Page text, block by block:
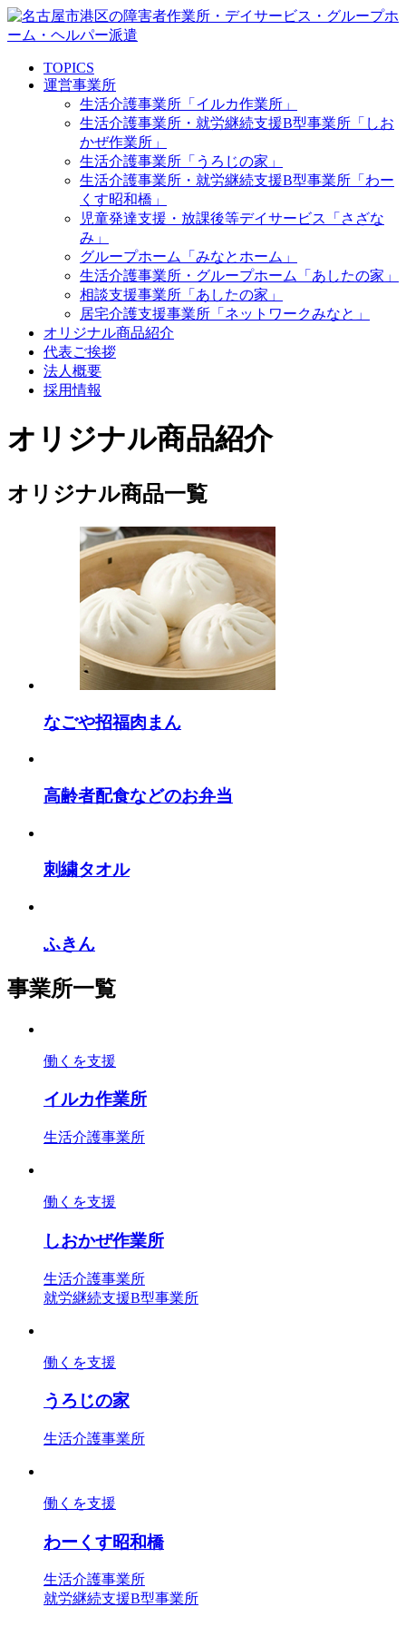
TOPICS
運営事業所
生活介護事業所「イルカ作業所」
生活介護事業所・就労継続支援B型事業所「しお
かぜ作業所」
生活介護事業所「うろじの家」
生活介護事業所・就労継続支援B型事業所「わー
くす昭和橋」
児童発達支援・放課後等デイサービス「さざな
み」
グループホーム「みなとホーム」
生活介護事業所・グループホーム「あしたの家」
相談支援事業所「あしたの家」
居宅介護支援事業所「ネットワークみなと」
オリジナル商品紹介
代表ご挨拶
法人概要
採用情報
オリジナル商品紹介
オリジナル商品一覧
なごや招福肉まん
高齢者配食などのお弁当
刺繍タオル
ふきん
事業所一覧
働くを支援
イルカ作業所
生活介護事業所
働くを支援
しおかぜ作業所
生活介護事業所
就労継続支援B型事業所
働くを支援
うろじの家
生活介護事業所
働くを支援
わーくす昭和橋
生活介護事業所
就労継続支援B型事業所